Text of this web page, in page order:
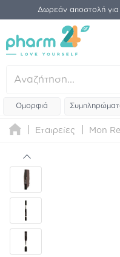
Δωρεάν αποστολή
Ομορφιά
Εταιρείες Mon